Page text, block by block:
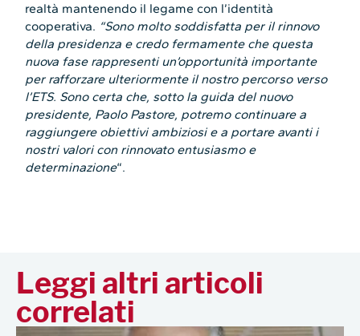
realtà mantenendo il legame con l’identità
cooperativa. “Sono molto soddisfatta per il rinnovo
della presidenza e credo fermamente che questa
nuova fase rappresenti un’opportunità importante
per rafforzare ulteriormente il nostro percorso verso
l’ETS. Sono certa che, sotto la guida del nuovo
presidente, Paolo Pastore, potremo continuare a
raggiungere obiettivi ambiziosi e a portare avanti i
nostri valori con rinnovato entusiasmo e
determinazione“.
Leggi altri articoli
correlati